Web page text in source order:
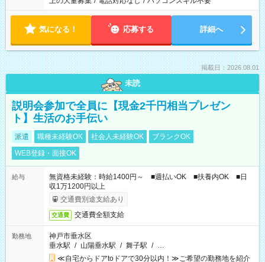
気になる！ 応募する 詳細へ
掲載日：2026.08.01
未読
説明会参加で全員に【現金2千円相当プレゼン
ト】生活のお手伝い
派遣 職種未経験OK 社会人未経験OK
ブランクOK
WEB登録・面接OK
給与
無資格未経験：時給1400円～ ■週払いOK ■扶養内OK ■日
収1万1200円以上
交通費別途支給あり
交通費 交通費全額支給
勤務地
神戸市垂水区
垂水駅 / 山陽垂水駅 / 舞子駅 / …
≪自宅からドアtoドアで30分以内！≫ご希望の勤務地を紹介